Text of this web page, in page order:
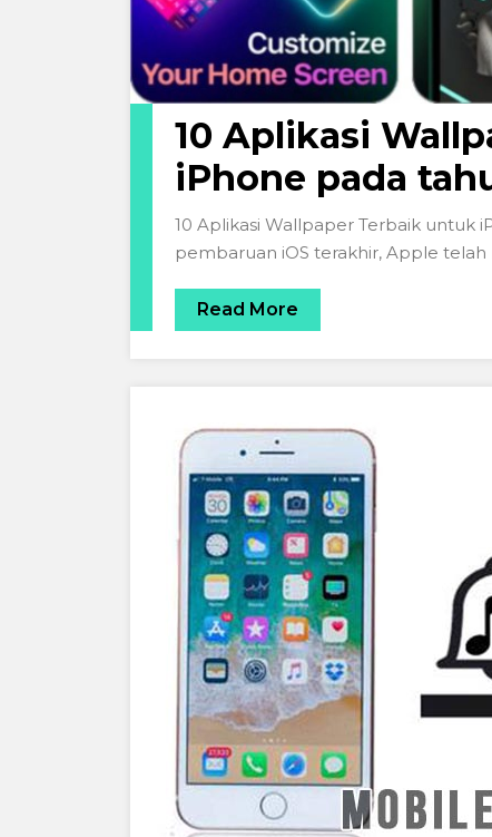
10 Aplikasi
iPhone pada
10 Aplikasi Wallpaper Terbaik untuk
pembaruan iOS terakhir, Apple
Read More